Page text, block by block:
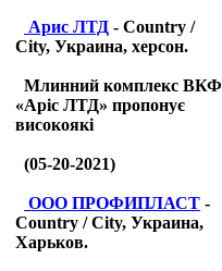
Арис ЛТД - Country /
City, Украина, херсон.
Млинний комплекс ВКФ
«Аріс ЛТД» пропонує
високоякі
(05-20-2021)
ООО ПРОФИПЛАСТ -
Country / City, Украина,
Харьков.